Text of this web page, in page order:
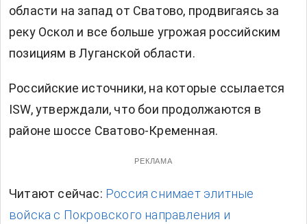
области на запад от Сватово, продвигаясь за
реку Оскол и все больше угрожая российским
позициям в Луганской области.
Российские источники, на которые ссылается
ISW, утверждали, что бои продолжаются в
районе шоссе Сватово-Кременная.
РЕКЛАМА
Читают сейчас: Россия снимает элитные
войска с Покровского направления и